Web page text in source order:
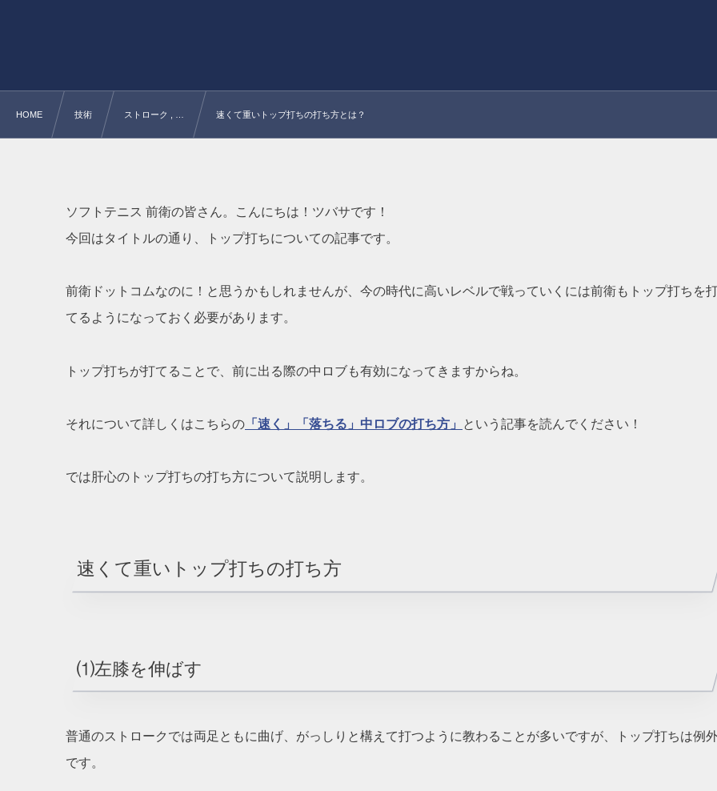
HOME 技術 ストローク , … 速くて重いトップ打ちの打ち方とは？
ソフトテニス 前衛の皆さん。こんにちは！ツバサです！
今回はタイトルの通り、トップ打ちについての記事です。
前衛ドットコムなのに！と思うかもしれませんが、今の時代に高いレベルで戦っていくには前衛もトップ打ちを
てるようになっておく必要があります。
トップ打ちが打てることで、前に出る際の中ロブも有効になってきますからね。
それについて詳しくはこちらの 「速く」「落ちる」中ロブの打ち方」 という記事を読んでください！
では肝心のトップ打ちの打ち方について説明します。
速くて重いトップ打ちの打ち方
⑴左膝を伸ばす
普通のストロークでは両足ともに曲げ、がっしりと構えて打つように教わることが多いですが、トップ打ちは例
です。